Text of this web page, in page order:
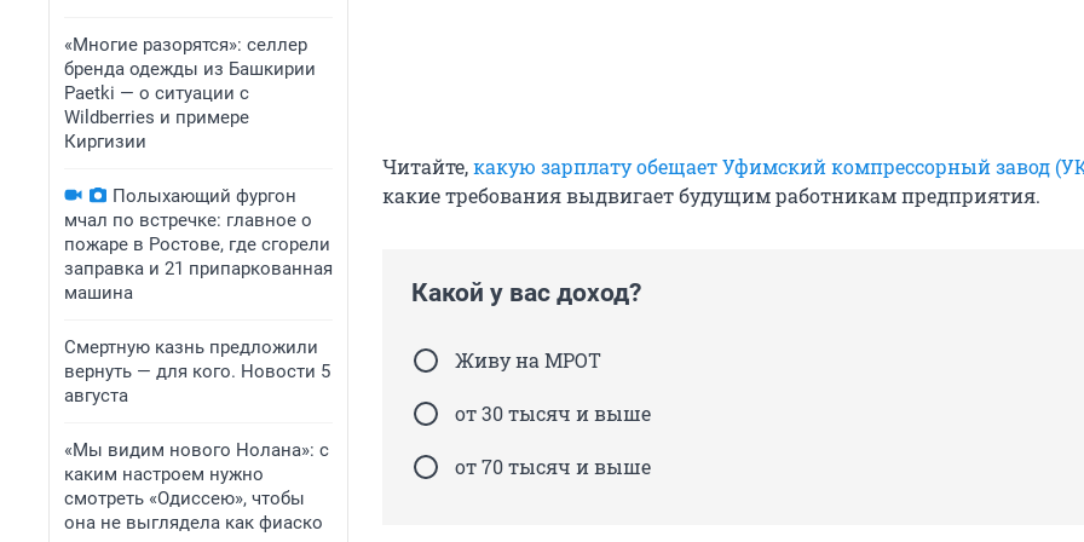
«Многие разорятся»: селлер
бренда одежды из Башкирии
Paetki — о ситуации с
Wildberries и примере
Киргизии
Полыхающий фургон
мчал по встречке: главное о
пожаре в Ростове, где сгорели
заправка и 21 припаркованная
машина
Смертную казнь предложили
вернуть — для кого. Новости 5
августа
«Мы видим нового Нолана»: с
каким настроем нужно
смотреть «Одиссею», чтобы
она не выглядела как фиаско
Читайте,какую зарплату обещает Уфимский компрессорный завод
какие требования выдвигает будущим работникам предприятия.
Какой у вас доход?
Живу на МРОТ
от 30 тысяч и выше
от 70 тысяч и выше